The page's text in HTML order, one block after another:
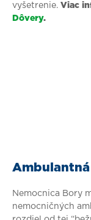
vyšetrenie. Viac
Dôvery.
Nemocnica Bory
nemocničných